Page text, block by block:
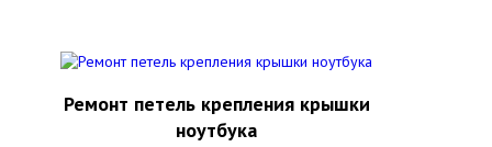
Ремонт петель крепления крышки
ноутбука